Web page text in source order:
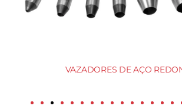
VAZADORES DE AÇO